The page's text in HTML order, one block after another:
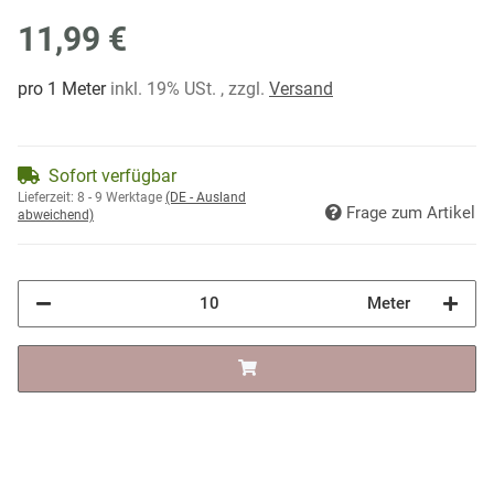
11,99 €
pro 1 Meter inkl. 19% USt. , zzgl. Versand
Sofort verfügbar
Lieferzeit: 8 - 9 Werktage (DE - Ausland
abweichend)
Frage zum Artikel
Meter